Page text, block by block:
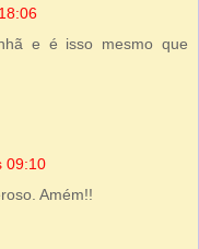
e é isso mesmo que
09:10
Amém!!